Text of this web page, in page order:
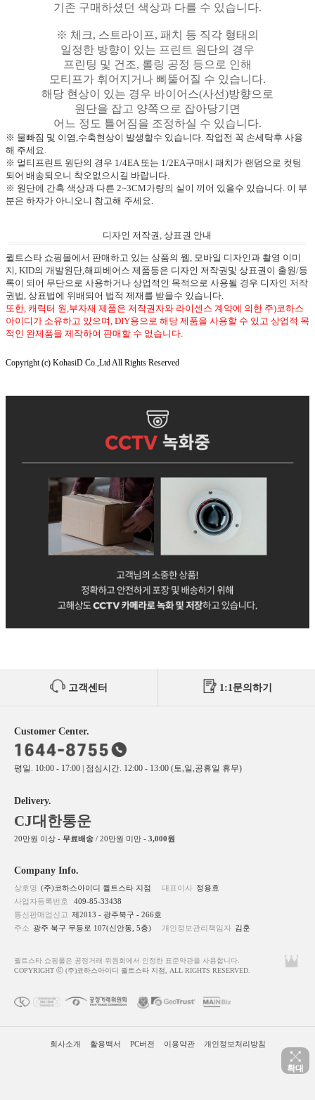
기존 구매하셨던 색상과 다를 수 있습니다.
※ 체크, 스트라이프, 패치 등 직각 형태의
일정한 방향이 있는 프린트 원단의 경우
프린팅 및 건조, 롤링 공정 등으로 인해
모티프가 휘어지거나 삐뚤어질 수 있습니다.
해당 현상이 있는 경우 바이어스(사선)방향으로
원단을 잡고 양쪽으로 잡아당기면
어느 정도 틀어짐을 조정하실 수 있습니다.
※ 물빠짐 및 이염,수축현상이 발생할수 있습니다. 작업전 꼭 손세탁후 사용
해 주세요.
※ 멀티프린트 원단의 경우 1/4EA 또는 1/2EA구매시 패치가 랜덤으로 컷팅
되어 배송되오니 착오없으시길 바랍니다.
※ 원단에 간혹 색상과 다른 2~3CM가량의 실이 끼어 있을수 있습니다. 이 부
분은 하자가 아니오니 참고해 주세요.
디자인 저작권, 상표권 안내
퀼트스타 쇼핑몰에서 판매하고 있는 상품의 웹, 모바일 디자인과 촬영 이미
지, KID의 개발원단,해피베어스 제품등은 디자인 저작권및 상표권이 출원/등
록이 되어 무단으로 사용하거나 상업적인 목적으로 사용될 경우 디자인 저작
권법, 상표법에 위배되어 법적 제재를 받을수 있습니다.
또한, 캐릭터 원,부자재 제품은 저작권자와 라이센스 계약에 의한 주)코하스
아이디가 소유하고 있으며, DIY용으로 해당 제품을 사용할 수 있고 상업적 목
적인 완제품을 제작하여 판매할 수 없습니다.
Copyright (c) KohasiD Co.,Ltd All Rights Reserved
확대
고객센터 1:1문의하기
Customer Center.
평일. 10:00 - 17:00 | 점심시간. 12:00 - 13:00 (토,일,공휴일 휴무)
Delivery.
CJ대한통운
20만원 이상 - 무료배송 / 20만원 미만 - 3,000원
Company Info.
상호명 (주)코하스아이디 퀼트스타 지점 대표이사 정용효
사업자등록번호
409-85-33438
통신판매업신고 제2013 - 광주북구 - 266호
주소 광주 북구 무등로 107(신안동, 5층) 개인정보관리책임자 김훈
퀼트스타 쇼핑몰은 공정거래 위원회에서 인정한 표준약관을 사용합니다.
COPYRIGHT ⓒ (주)코하스아이디 퀼트스타 지점, ALL RIGHTS RESERVED.
회사소개 활용백서 PC버전 이용약관 개인정보처리방침